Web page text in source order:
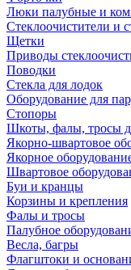
Люки палубные и
Стеклоочистители и
Щетки
Приводы
Поводки
Стекла для лодок
Оборудование для
Стопоры
Шкоты, фалы, тросы
Якорно-швартовое
Якорное
Швартовое
Буи и кранцы
Корзины и крепления
Фалы и тросы
Палубное
Весла, багры
Флагштоки и